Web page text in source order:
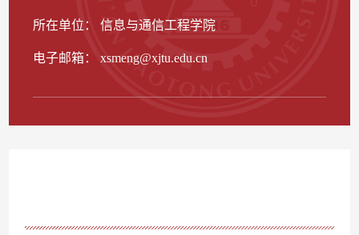
所在单位： 信息与通信工程学院
电子邮箱：xsmeng@xjtu.edu.cn